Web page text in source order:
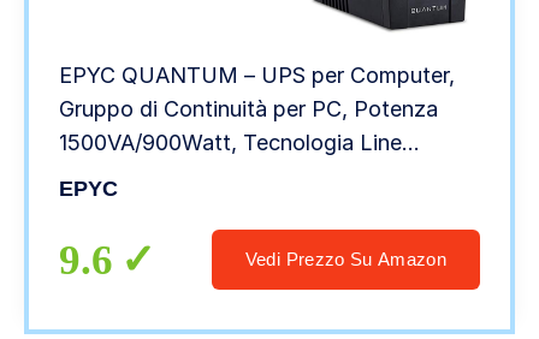
EPYC QUANTUM – UPS per Computer,
Gruppo di Continuità per PC, Potenza
1500VA/900Watt, Tecnologia Line
Interactive, AVR, 5 Uscite (2x Schuko +
Massime Autonomie
EPYC
9.6 Vedi Prezzo Su Amazon